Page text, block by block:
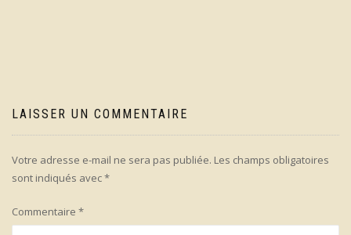
LAISSER UN COMMENTAIRE
Votre adresse e-mail ne sera pas publiée. Les champs obligatoires
sont indiqués avec*
Commentaire *